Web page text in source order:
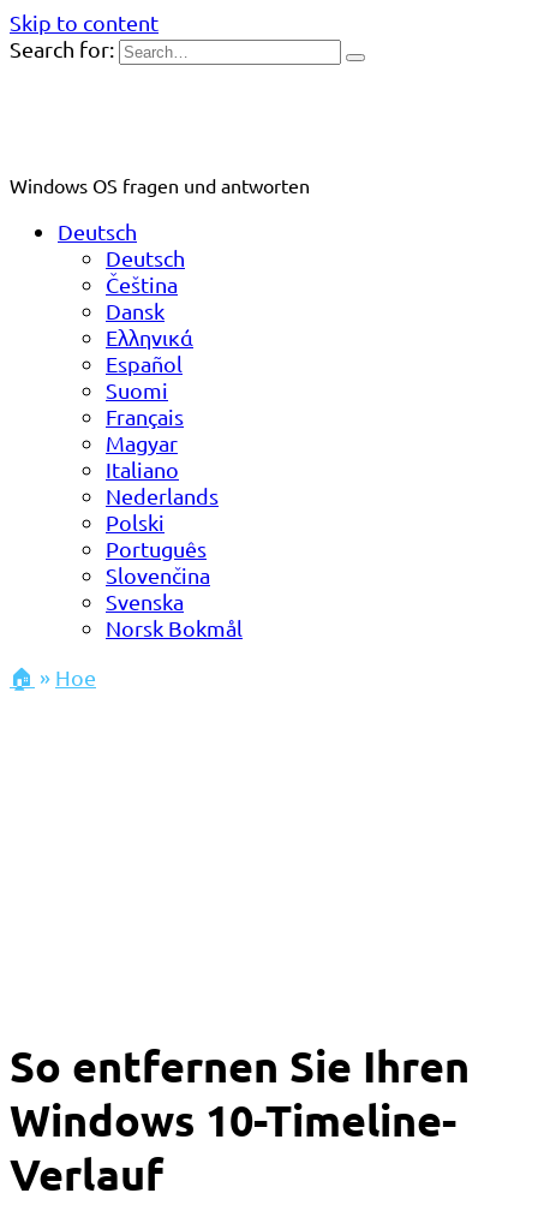
Skip to content
Search for:
Windows OS fragen und antworten
Deutsch
Deutsch
Čeština
Dansk
Ελληνικά
Español
Suomi
Français
Magyar
Italiano
Nederlands
Polski
Português
Slovenčina
Svenska
Norsk Bokmål
🏠 » Hoe
So entfernen Sie Ihren
Windows 10-Timeline-
Verlauf